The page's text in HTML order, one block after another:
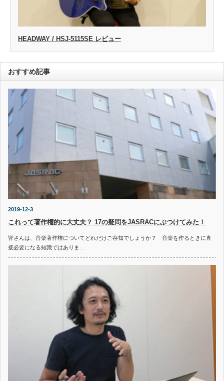
HEADWAY / HSJ-5115SE レビュー
おすすめ記事
2019-12-3
これって著作権的に大丈夫？ 17の疑問をJASRACにぶつけてみた！
皆さんは、音楽著作権についてどれだけご存知でしょうか？ 音楽を作るときに直
接必要になる知識ではありま…